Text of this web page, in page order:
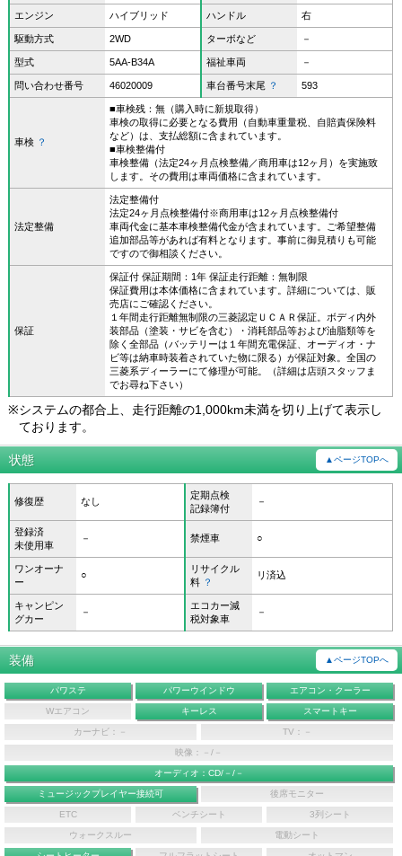
エンジン ハイブリッド ハンドル 右
駆動方式 2WD ターボなど －
型式 5AA-B34A 福祉車両 －
問い合わせ番号 46020009 車台番号末尾 ？ 593
車検 ？
■車検残：無（購入時に新規取得）
車検の取得に必要となる費用（自動車重量税、自賠責保険料
など）は、支払総額に含まれています。
■車検整備付
車検整備（法定24ヶ月点検整備／商用車は12ヶ月）を実施致
します。その費用は車両価格に含まれています。
法定整備
法定整備付
法定24ヶ月点検整備付※商用車は12ヶ月点検整備付
車両代金に基本車検整備代金が含まれています。ご希望整備
追加部品等があれば有料となります。事前に御見積りも可能
ですので御相談ください。
保証
保証付 保証期間：1年 保証走行距離：無制限
保証費用は本体価格に含まれています。詳細については、販
売店にご確認ください。
１年間走行距離無制限の三菱認定ＵＣＡＲ保証。ボディ内外
装部品（塗装・サビを含む）・消耗部品等および油脂類等を
除く全部品（バッテリーは１年間充電保証、オーディオ・ナ
ビ等は納車時装着されていた物に限る）が保証対象。全国の
三菱系ディーラーにて修理が可能。（詳細は店頭スタッフま
でお尋ね下さい）
※システムの都合上、走行距離の1,000km未満を切り上げて表示し
ております。
状態 ▲ページTOPへ
修復歴 なし
定期点検
記録簿付
－
登録済
未使用車
－ 禁煙車 ○
ワンオーナ
ー
○
リサイクル
料 ？
リ済込
キャンピン
グカー
－
エコカー減
税対象車
－
装備 ▲ページTOPへ
パワステ パワーウインドウ エアコン・クーラー
Wエアコン キーレス スマートキー
カーナビ：－ TV：－
映像：－/－
オーディオ：CD/－/－
ミュージックプレイヤー接続可 後席モニター
ETC ベンチシート 3列シート
ウォークスルー 電動シート